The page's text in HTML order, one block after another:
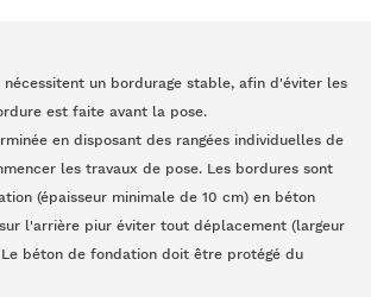
nécessitent un bordurage stable, afin d'éviter les
est faite avant la pose.
en disposant des rangées individuelles de
les travaux de pose. Les bordures sont
(épaisseur minimale de 10 cm) en béton
l'arrière piur éviter tout déplacement (largeur
béton de fondation doit être protégé du